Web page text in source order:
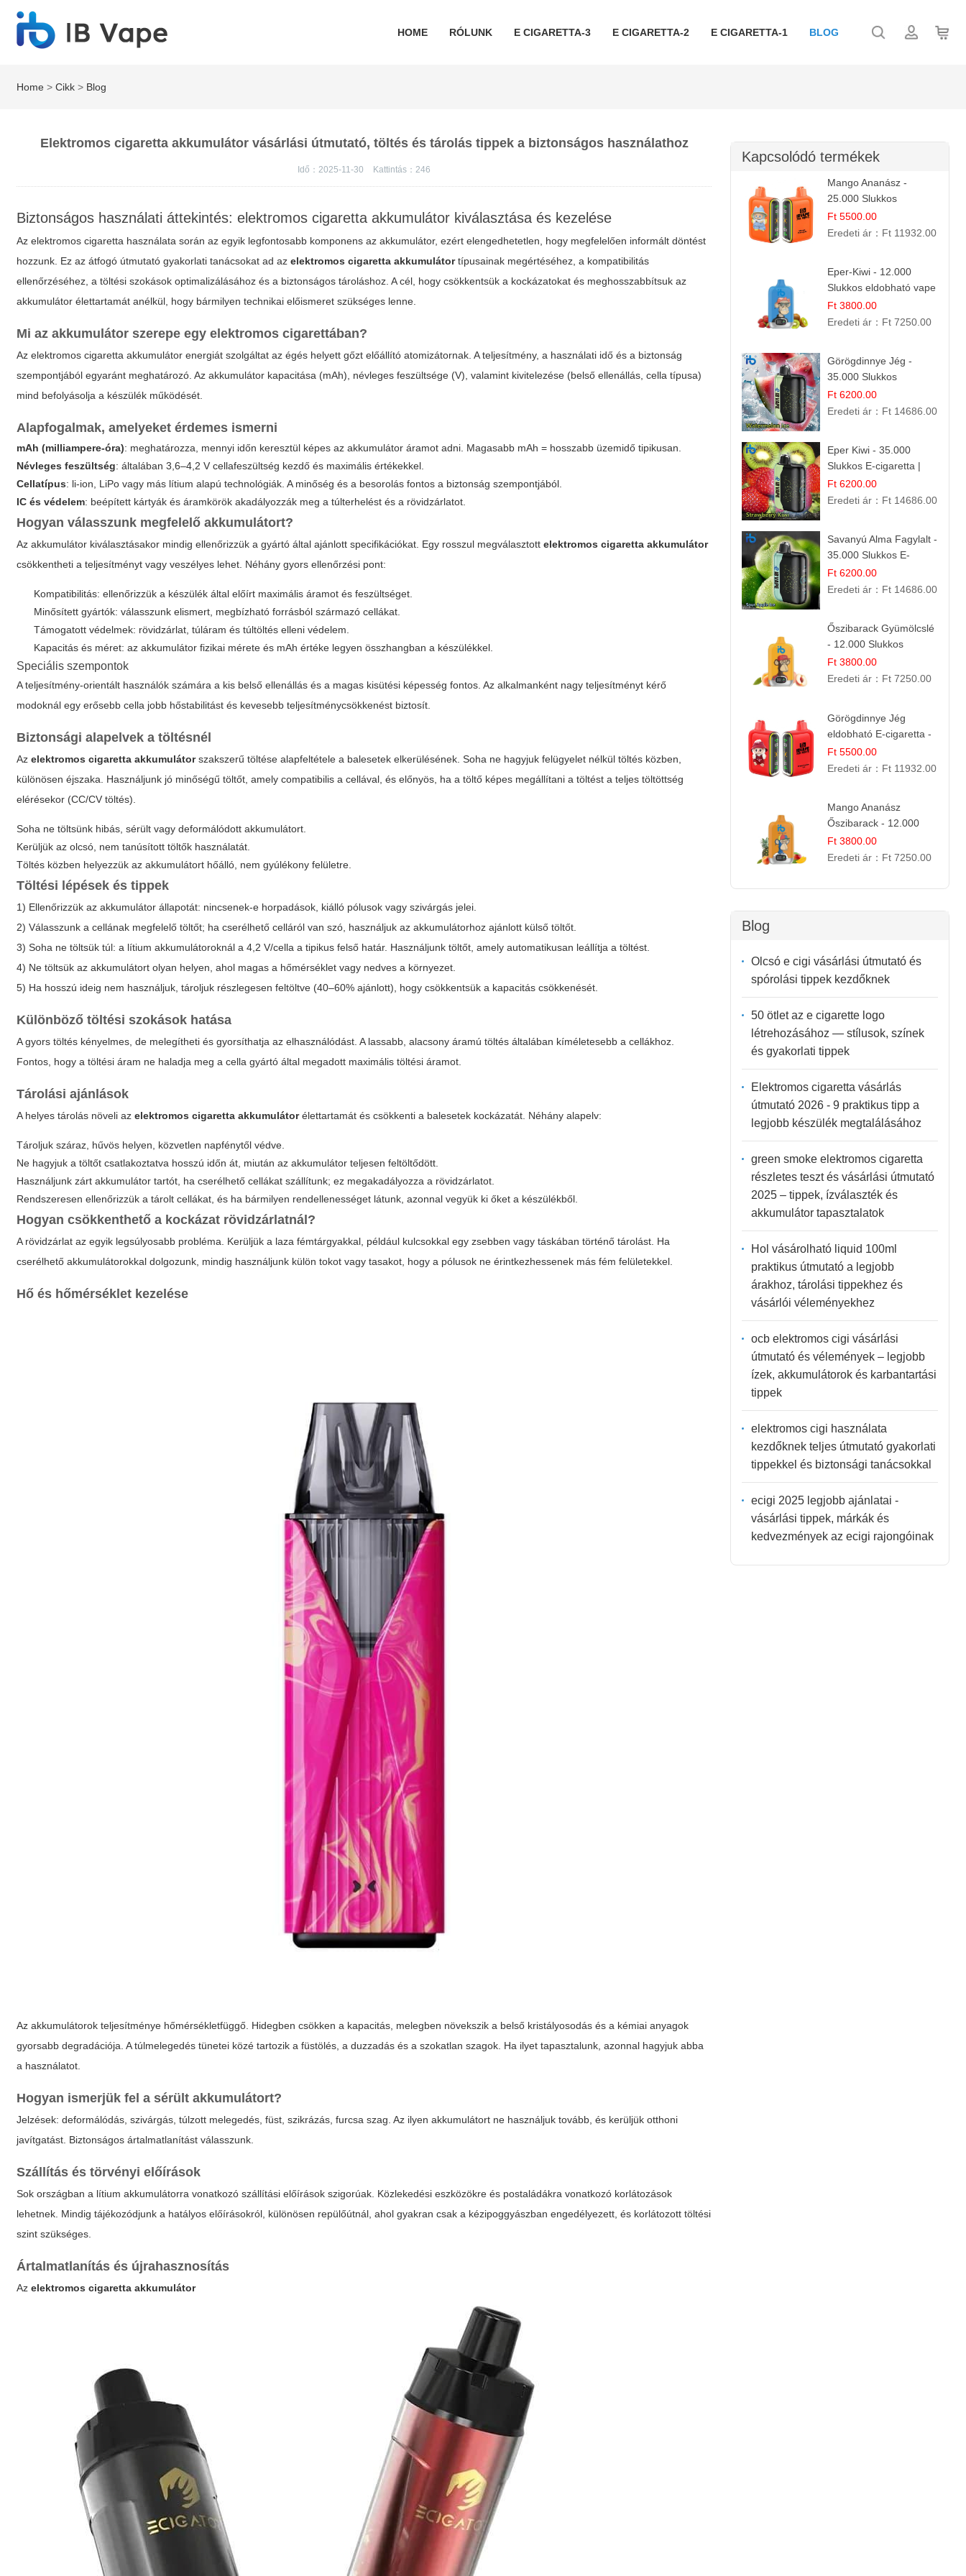
HOME RÓLUNK E CIGARETTA-3 E CIGARETTA-2 E CIGARETTA-1 BLOG
Home >Cikk > Blog
Elektromos cigaretta akkumulátor vásárlási útmutató, töltés és tárolás tippek a biztonságos használathoz
Idő：2025-11-30 Kattintás：246
Biztonságos használati áttekintés: elektromos cigaretta akkumulátor kiválasztása és kezelése
Az elektromos cigaretta használata során az egyik legfontosabb komponens az akkumulátor, ezért elengedhetetlen, hogy megfelelően informált döntést
hozzunk. Ez az átfogó útmutató gyakorlati tanácsokat ad azelektromos cigaretta akkumulátortípusainak megértéséhez, a kompatibilitás
ellenőrzéséhez, a töltési szokások optimalizálásához és a biztonságos tároláshoz. A cél, hogy csökkentsük a kockázatokat és meghosszabbítsuk az
akkumulátor élettartamát anélkül, hogy bármilyen technikai előismeret szükséges lenne.
Mi az akkumulátor szerepe egy elektromos cigarettában?
Azelektromos cigaretta akkumulátor energiát szolgáltat az égés helyett gőzt előállító atomizátornak. A teljesítmény, a használati idő és a biztonság
szempontjából egyaránt meghatározó. Az akkumulátor kapacitása (mAh), névleges feszültsége (V), valamint kivitelezése (belső ellenállás, cella típusa)
mind befolyásolja a készülék működését.
Alapfogalmak, amelyeket érdemes ismerni
mAh (milliampere-óra): meghatározza, mennyi időn keresztül képes az akkumulátor áramot adni. Magasabb mAh = hosszabb üzemidő tipikusan.
Névleges feszültség: általában 3,6–4,2 V cellafeszültség kezdő és maximális értékekkel.
Cellatípus: li-ion, LiPo vagy más lítium alapú technológiák. A minőség és a besorolás fontos a biztonság szempontjából.
IC és védelem: beépített kártyák és áramkörök akadályozzák meg a túlterhelést és a rövidzárlatot.
Hogyan válasszunk megfelelő akkumulátort?
Az akkumulátor kiválasztásakor mindig ellenőrizzük a gyártó által ajánlott specifikációkat. Egy rosszul megválasztottelektromos cigaretta akkumulátor
csökkentheti a teljesítményt vagy veszélyes lehet. Néhány gyors ellenőrzési pont:
Kompatibilitás: ellenőrizzük a készülék által előírt maximális áramot és feszültséget.
Minősített gyártók: válasszunk elismert, megbízható forrásból származó cellákat.
Támogatott védelmek: rövidzárlat, túláram és túltöltés elleni védelem.
Kapacitás és méret: az akkumulátor fizikai mérete és mAh értéke legyen összhangban a készülékkel.
Speciális szempontok
A teljesítmény-orientált használók számára a kis belső ellenállás és a magas kisütési képesség fontos. Az alkalmanként nagy teljesítményt kérő
modoknál egy erősebb cella jobb hőstabilitást és kevesebb teljesítménycsökkenést biztosít.
Biztonsági alapelvek a töltésnél
Azelektromos cigaretta akkumulátorszakszerű töltése alapfeltétele a balesetek elkerülésének. Soha ne hagyjuk felügyelet nélkül töltés közben,
különösen éjszaka. Használjunk jó minőségű töltőt, amely compatibilis a cellával, és előnyös, ha a töltő képes megállítani a töltést a teljes töltöttség
elérésekor (CC/CV töltés).
Soha ne töltsünk hibás, sérült vagy deformálódott akkumulátort.
Kerüljük az olcsó, nem tanúsított töltők használatát.
Töltés közben helyezzük az akkumulátort hőálló, nem gyúlékony felületre.
Töltési lépések és tippek
1) Ellenőrizzük az akkumulátor állapotát: nincsenek-e horpadások, kiálló pólusok vagy szivárgás jelei.
2) Válasszunk a cellának megfelelő töltőt; ha cserélhető celláról van szó, használjuk az akkumulátorhoz ajánlott külső töltőt.
3) Soha ne töltsük túl: a lítium akkumulátoroknál a 4,2 V/cella a tipikus felső határ. Használjunk töltőt, amely automatikusan leállítja a töltést.
4) Ne töltsük az akkumulátort olyan helyen, ahol magas a hőmérséklet vagy nedves a környezet.
5) Ha hosszú ideig nem használjuk, tároljuk részlegesen feltöltve (40–60% ajánlott), hogy csökkentsük a kapacitás csökkenését.
Különböző töltési szokások hatása
A gyors töltés kényelmes, de melegítheti és gyorsíthatja az elhasználódást. A lassabb, alacsony áramú töltés általában kíméletesebb a cellákhoz.
Fontos, hogy a töltési áram ne haladja meg a cella gyártó által megadott maximális töltési áramot.
Tárolási ajánlások
A helyes tárolás növeli azelektromos cigaretta akkumulátorélettartamát és csökkenti a balesetek kockázatát. Néhány alapelv:
Tároljuk száraz, hűvös helyen, közvetlen napfénytől védve.
Ne hagyjuk a töltőt csatlakoztatva hosszú időn át, miután az akkumulátor teljesen feltöltődött.
Használjunk zárt akkumulátor tartót, ha cserélhető cellákat szállítunk; ez megakadályozza a rövidzárlatot.
Rendszeresen ellenőrizzük a tárolt cellákat, és ha bármilyen rendellenességet látunk, azonnal vegyük ki őket a készülékből.
Hogyan csökkenthető a kockázat rövidzárlatnál?
A rövidzárlat az egyik legsúlyosabb probléma. Kerüljük a laza fémtárgyakkal, például kulcsokkal egy zsebben vagy táskában történő tárolást. Ha
cserélhető akkumulátorokkal dolgozunk, mindig használjunk külön tokot vagy tasakot, hogy a pólusok ne érintkezhessenek más fém felületekkel.
Hő és hőmérséklet kezelése
Az akkumulátorok teljesítménye hőmérsékletfüggő. Hidegben csökken a kapacitás, melegben növekszik a belső kristályosodás és a kémiai anyagok
gyorsabb degradációja. A túlmelegedés tünetei közé tartozik a füstölés, a duzzadás és a szokatlan szagok. Ha ilyet tapasztalunk, azonnal hagyjuk abba
a használatot.
Hogyan ismerjük fel a sérült akkumulátort?
Jelzések: deformálódás, szivárgás, túlzott melegedés, füst, szikrázás, furcsa szag. Az ilyen akkumulátort ne használjuk tovább, és kerüljük otthoni
javítgatást. Biztonságos ártalmatlanítást válasszunk.
Szállítás és törvényi előírások
Sok országban a lítium akkumulátorra vonatkozó szállítási előírások szigorúak. Közlekedési eszközökre és postaládákra vonatkozó korlátozások
lehetnek. Mindig tájékozódjunk a hatályos előírásokról, különösen repülőútnál, ahol gyakran csak a kézipoggyászban engedélyezett, és korlátozott töltési
szint szükséges.
Ártalmatlanítás és újrahasznosítás
Azelektromos cigaretta akkumulátor
Kapcsolódó termékek
Mango Ananász -
25.000 Slukkos
eldobható E-cigaretta |
Trópusi Ízélmény
Ft 5500.00
Eredeti ár： Ft 11932.00
Eper-Kiwi - 12.000
Slukkos eldobható vape
| Friss Gyümölcs
Kombináció
Ft 3800.00
Eredeti ár： Ft 7250.00
Görögdinnye Jég -
35.000 Slukkos
eldobható vape |
IBVape Bar Frissítő
Ft 6200.00
Eredeti ár： Ft 14686.00
Eper Kiwi - 35.000
Slukkos E-cigaretta |
IBVape Bar Friss
Gyümölcs Ízek
Ft 6200.00
Eredeti ár： Ft 14686.00
Savanyú Alma Fagylalt -
35.000 Slukkos E-
cigaretta | IBVape Bar
Ft 6200.00
Eredeti ár： Ft 14686.00
Őszibarack Gyümölcslé
- 12.000 Slukkos
eldobható e-Cigaretta |
Friss Gyümölcs Íz
Ft 3800.00
Eredeti ár： Ft 7250.00
Görögdinnye Jég
eldobható E-cigaretta -
25.000 Slukk | Frissítő
Nyári Íz
Ft 5500.00
Eredeti ár： Ft 11932.00
Mango Ananász
Őszibarack - 12.000
Slukkos eldobható e-
Cigaretta
Ft 3800.00
Eredeti ár： Ft 7250.00
Blog
Olcsó e cigi vásárlási útmutató és
spórolási tippek kezdőknek
50 ötlet az e cigarette logo
létrehozásához — stílusok, színek
és gyakorlati tippek
Elektromos cigaretta vásárlás
útmutató 2026 - 9 praktikus tipp a
legjobb készülék megtalálásához
green smoke elektromos cigaretta
részletes teszt és vásárlási útmutató
2025 – tippek, ízválaszték és
akkumulátor tapasztalatok
Hol vásárolható liquid 100ml
praktikus útmutató a legjobb
árakhoz, tárolási tippekhez és
vásárlói véleményekhez
ocb elektromos cigi vásárlási
útmutató és vélemények – legjobb
ízek, akkumulátorok és karbantartási
tippek
elektromos cigi használata
kezdőknek teljes útmutató gyakorlati
tippekkel és biztonsági tanácsokkal
ecigi 2025 legjobb ajánlatai -
vásárlási tippek, márkák és
kedvezmények az ecigi rajongóinak